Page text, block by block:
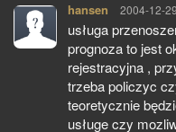
hansen pisze:
2004-12-
usługa
prognoza to jest
rejestracyjna ,
trzeba policzyc
teoretycznie
usługe czy